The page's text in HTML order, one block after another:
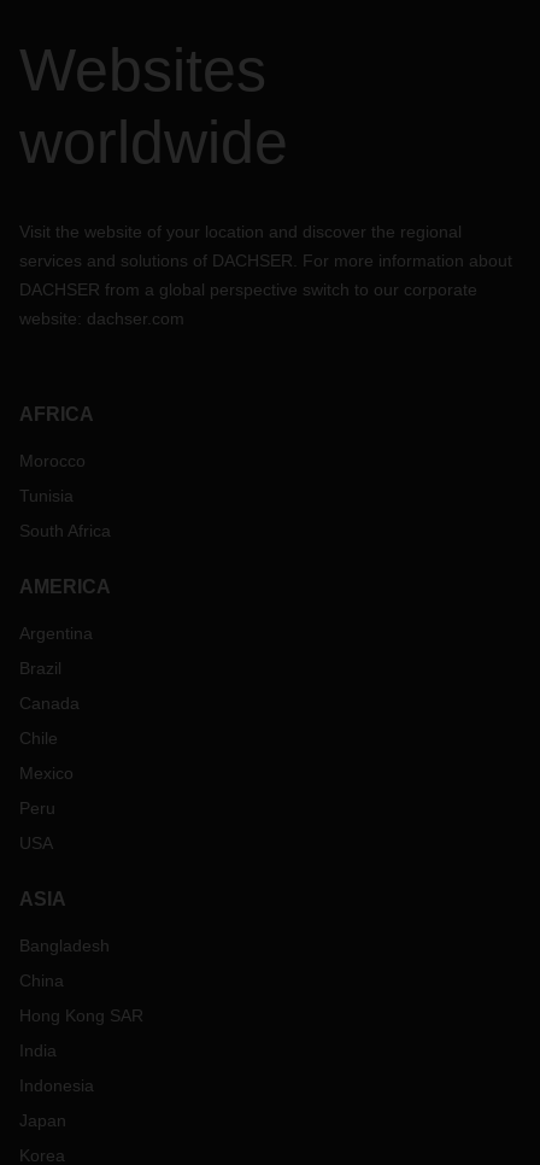
Websites
worldwide
Visit the website of your location and discover the regional
services and solutions of DACHSER. For more information about
DACHSER from a global perspective switch to our corporate
website: dachser.com
AFRICA
Morocco
Tunisia
South Africa
AMERICA
Argentina
Brazil
Canada
Chile
Mexico
Peru
USA
ASIA
Bangladesh
China
Hong Kong SAR
India
Indonesia
Japan
Korea